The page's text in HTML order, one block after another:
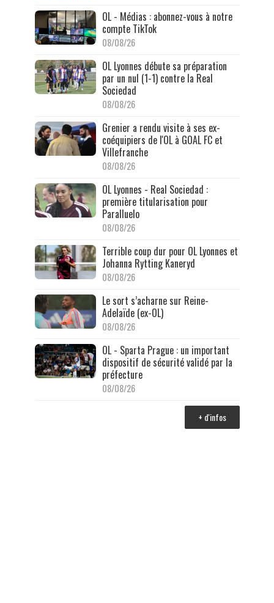
OL - Médias : abonnez-vous à notre
compte TikTok
08/08/26
OL Lyonnes débute sa préparation
par un nul (1-1) contre la Real
Sociedad
08/08/26
Grenier a rendu visite à ses ex-
coéquipiers de l'OL à GOAL FC et
Villefranche
08/08/26
OL Lyonnes - Real Sociedad :
première titularisation pour
Paralluelo
08/08/26
Terrible coup dur pour OL Lyonnes et
Johanna Rytting Kaneryd
08/08/26
Le sort s’acharne sur Reine-
Adelaïde (ex-OL)
08/08/26
OL - Sparta Prague : un important
dispositif de sécurité validé par la
préfecture
08/08/26
+ d'infos